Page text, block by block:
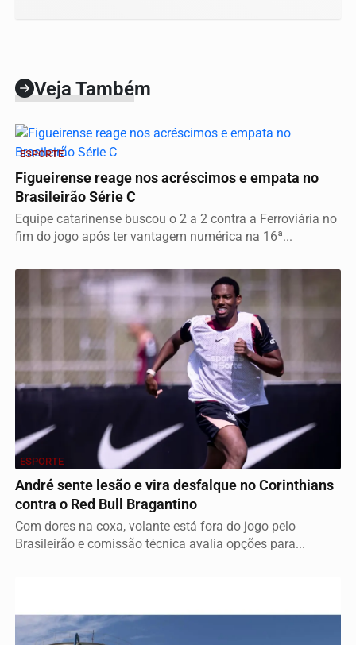
Veja Também
ESPORTE
Figueirense reage nos acréscimos e empata no
Brasileirão Série C
Equipe catarinense buscou o 2 a 2 contra a Ferroviária no
fim do jogo após ter vantagem numérica na 16ª...
ESPORTE
André sente lesão e vira desfalque no Corinthians
contra o Red Bull Bragantino
Com dores na coxa, volante está fora do jogo pelo
Brasileirão e comissão técnica avalia opções para...